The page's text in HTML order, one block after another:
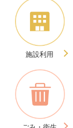
施設利用